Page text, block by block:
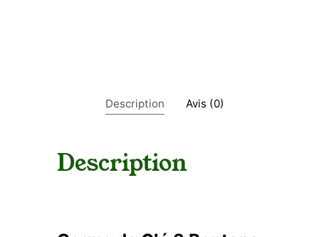
Description Avis (0)
Description